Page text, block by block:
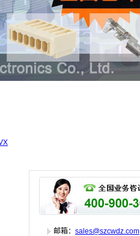
邮箱： sales@szcwdz.com